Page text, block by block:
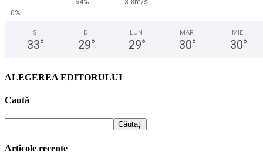
0%
S
33°
D
29°
LUN
29°
MAR
30°
MIE
30°
ALEGEREA EDITORULUI
Caută
Articole recente